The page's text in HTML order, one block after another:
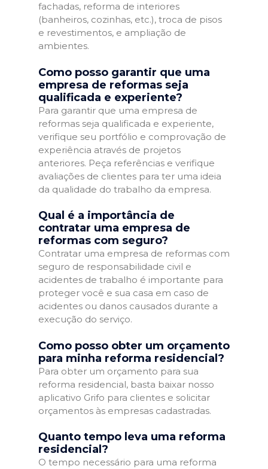
fachadas, reforma de interiores
(banheiros, cozinhas, etc.), troca de pisos
e revestimentos, e ampliação de
ambientes.
Como posso garantir que uma
empresa de reformas seja
qualificada e experiente?
Para garantir que uma empresa de
reformas seja qualificada e experiente,
verifique seu portfólio e comprovação de
experiência através de projetos
anteriores. Peça referências e verifique
avaliações de clientes para ter uma ideia
da qualidade do trabalho da empresa.
Qual é a importância de
contratar uma empresa de
reformas com seguro?
Contratar uma empresa de reformas com
seguro de responsabilidade civil e
acidentes de trabalho é importante para
proteger você e sua casa em caso de
acidentes ou danos causados durante a
execução do serviço.
Como posso obter um orçamento
para minha reforma residencial?
Para obter um orçamento para sua
reforma residencial, basta baixar nosso
aplicativo Grifo para clientes e solicitar
orçamentos às empresas cadastradas.
Quanto tempo leva uma reforma
residencial?
O tempo necessário para uma reforma